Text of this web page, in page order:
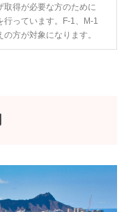
取得が必要な方のために
行っています。F-1、M-1
方が対象になります。